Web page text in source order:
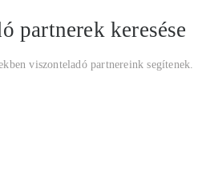
partnerek keresése
viszonteladó partnereink segítenek.